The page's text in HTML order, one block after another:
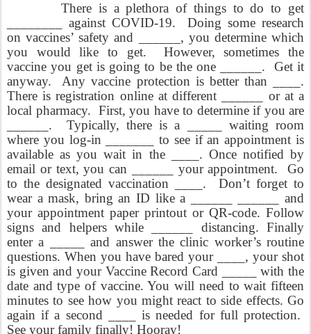
There is a plethora of things to do to get
________ against COVID-19.
Doing some research
on vaccines’ safety and ______, you determine which
you would like to get.
However, sometimes the
vaccine you get is going to be the one ______.
Get it
anyway.
Any vaccine protection is better than ____.
There is registration online at different ______ or at a
local pharmacy. First, you have to determine if you are
______.
Typically, there is a _____ waiting room
where you log-in _______ to see if an appointment is
available as you wait in the ____. Once notified by
email or text, you can ______ your appointment.
Go
to the designated vaccination ____.
Don’t forget to
wear a mask, bring an ID like a ______ ______ and
your appointment paper printout or QR-code. Follow
signs and helpers while ______ distancing. Finally
enter a _____ and answer the clinic worker’s routine
questions. When you have bared your ____, your shot
is given and your Vaccine Record Card _____ with the
date and type of vaccine. You will need to wait fifteen
minutes to see how you might react to side effects. Go
again if a second ____ is needed for full protection.
See your family finally! Hooray!